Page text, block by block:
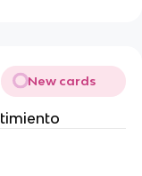
New cards